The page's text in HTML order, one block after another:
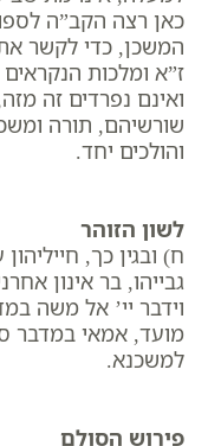
כאן רצה הקב”ה
המשכן, כדי לקשר
ז”א ומלכות
ואינם נפרדים זה
שורשיהם, תורה
והולכים יחד.
לשון הזוהר
ח) ובגין כך,
גבייהו, בר אינון
וידבר יי’ אל משה
מועד, אמאי במדבר
למשכנא.
פירוש הסולם